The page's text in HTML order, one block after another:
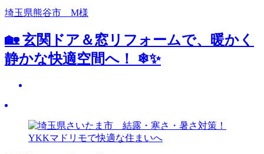
埼玉県熊谷市 M様
🏡 玄関ドア＆窓リフォームで、暖かく
静かな快適空間へ！ ❄✨